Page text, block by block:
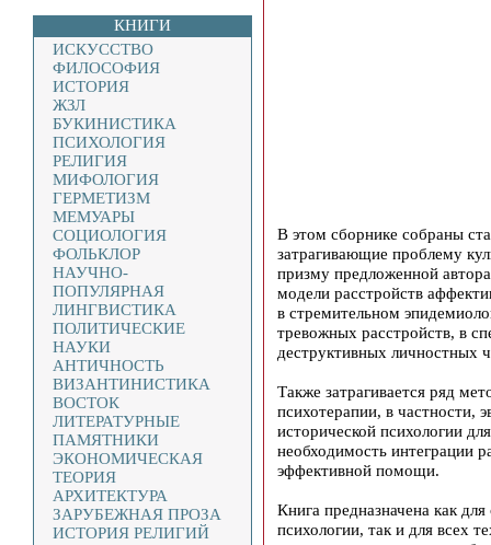
КНИГИ
ИСКУССТВО
ФИЛОСОФИЯ
ИСТОРИЯ
ЖЗЛ
БУКИНИСТИКА
ПСИХОЛОГИЯ
РЕЛИГИЯ
МИФОЛОГИЯ
ГЕРМЕТИЗМ
МЕМУАРЫ
СОЦИОЛОГИЯ
ФОЛЬКЛОР
НАУЧНО-
ПОПУЛЯРНАЯ
ЛИНГВИСТИКА
ПОЛИТИЧЕСКИЕ
НАУКИ
АНТИЧНОСТЬ
ВИЗАНТИНИСТИКА
ВОСТОК
ЛИТЕРАТУРНЫЕ
ПАМЯТНИКИ
ЭКОНОМИЧЕСКАЯ
ТЕОРИЯ
АРХИТЕКТУРА
ЗАРУБЕЖНАЯ ПРОЗА
ИСТОРИЯ РЕЛИГИЙ
В этом сборнике собраны
затрагивающие проблему
призму предложенной
модели расстройств
в стремительном
тревожных расстройств, в
деструктивных личностных
Также затрагивается ряд
психотерапии, в частности,
исторической психологии
необходимость интеграции
эффективной помощи.
Книга предназначена как
психологии, так и для всех